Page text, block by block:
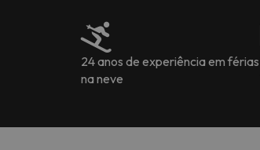
24 anos de experiência em férias
na neve